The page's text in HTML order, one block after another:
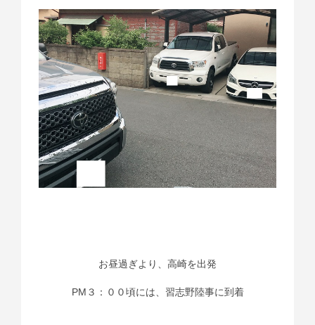
お昼過ぎより、高崎を出発
PM３：００頃には、習志野陸事に到着